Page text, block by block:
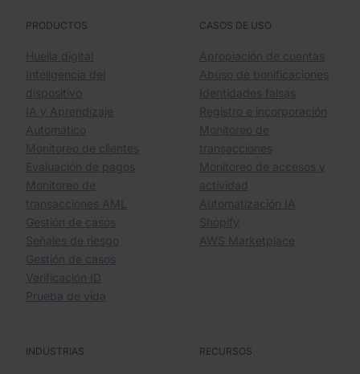
PRODUCTOS
Huella digital
Inteligencia del
dispositivo
IA y Aprendizaje
Automático
Monitoreo de clientes
Evaluación de pagos
Monitoreo de
transacciones AML
Gestión de casos
Señales de riesgo
Gestión de casos
Verificación ID
Prueba de vida
CASOS DE USO
Apropiación de cuentas
Abuso de bonificaciones
Identidades falsas
Registro e incorporación
Monitoreo de
transacciones
Monitoreo de accesos y
actividad
Automatización IA
Shopify
AWS Marketplace
INDUSTRIAS RECURSOS